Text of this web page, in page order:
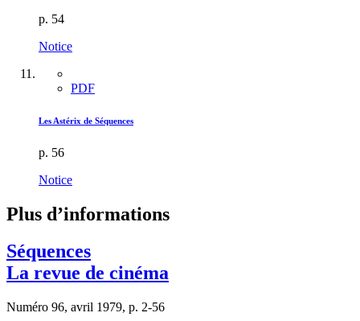
p. 54
Notice
PDF
Les Astérix de Séquences
p. 56
Notice
Plus d’informations
Séquences
La revue de cinéma
Numéro 96, avril 1979, p. 2-56